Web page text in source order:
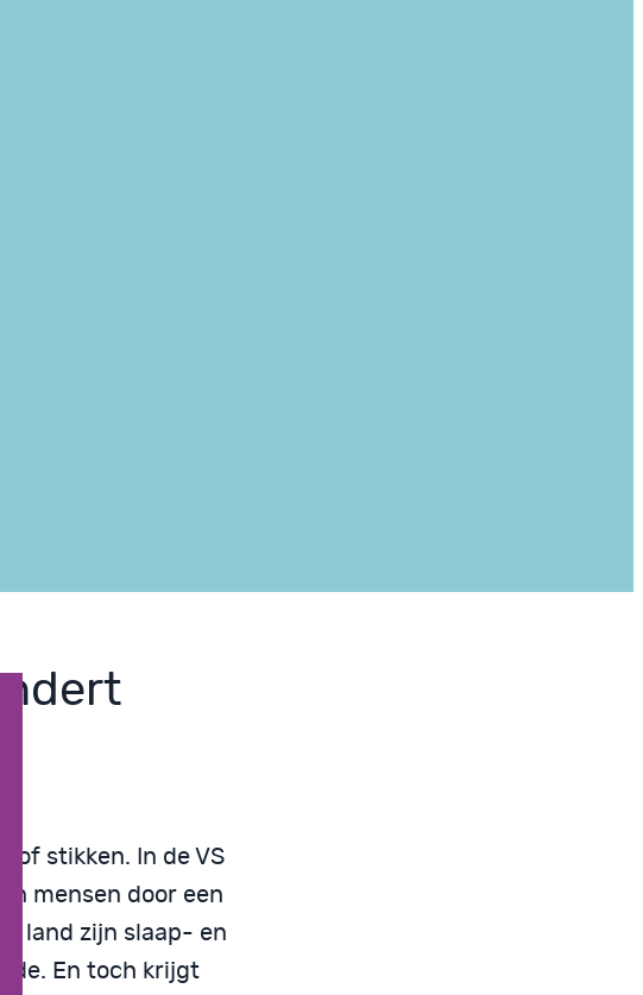
of stikken. In de VS
mensen door een
land zijn slaap- en
En toch krijgt